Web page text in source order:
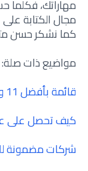
مهاراتك، فكلما
مجال الكتابة
كما نشكر حسن
مواضيع ذات صلة:
قائمة بأفضل 11 وظيفة عن بعد
كيف تحصل على
شركات مضمونة